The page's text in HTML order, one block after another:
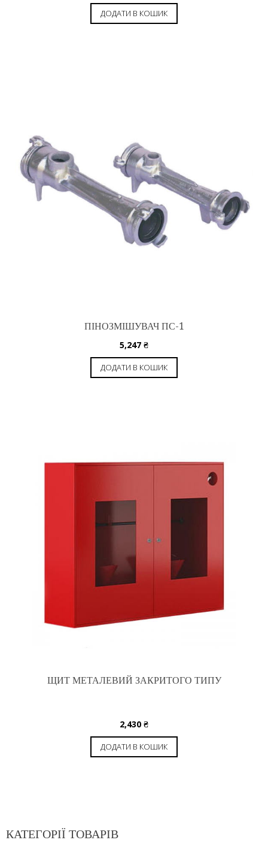
ДОДАТИ В КОШИК
ПІНОЗМІШУВАЧ ПС-1
5,247 ₴
ДОДАТИ В КОШИК
ЩИТ МЕТАЛЕВИЙ ЗАКРИТОГО ТИПУ
2,430 ₴
ДОДАТИ В КОШИК
КАТЕГОРІЇ ТОВАРІВ